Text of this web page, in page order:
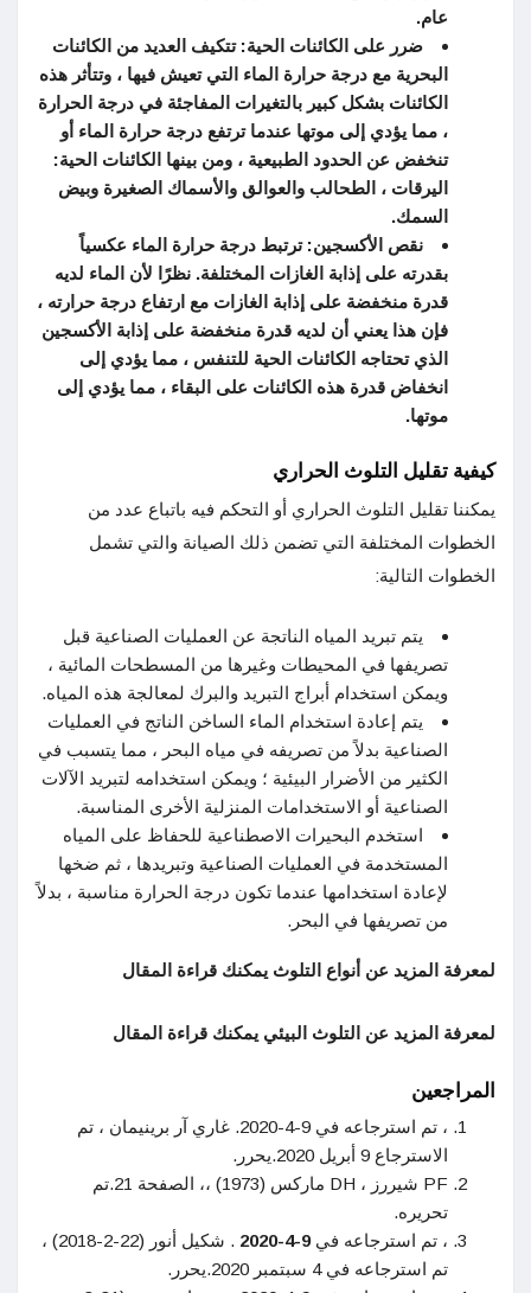
عام.
ضرر على الكائنات الحية: تتكيف العديد من الكائنات
البحرية مع درجة حرارة الماء التي تعيش فيها ، وتتأثر هذه
الكائنات بشكل كبير بالتغيرات المفاجئة في درجة الحرارة
، مما يؤدي إلى موتها عندما ترتفع درجة حرارة الماء أو
تنخفض عن الحدود الطبيعية ، ومن بينها الكائنات الحية:
اليرقات ، الطحالب والعوالق والأسماك الصغيرة وبيض
السمك.
نقص الأكسجين: ترتبط درجة حرارة الماء عكسياً
بقدرته على إذابة الغازات المختلفة. نظرًا لأن الماء لديه
قدرة منخفضة على إذابة الغازات مع ارتفاع درجة حرارته ،
فإن هذا يعني أن لديه قدرة منخفضة على إذابة الأكسجين
الذي تحتاجه الكائنات الحية للتنفس ، مما يؤدي إلى
انخفاض قدرة هذه الكائنات على البقاء ، مما يؤدي إلى
موتها.
كيفية تقليل التلوث الحراري
يمكننا تقليل التلوث الحراري أو التحكم فيه باتباع عدد من
الخطوات المختلفة التي تضمن ذلك الصيانة والتي تشمل
الخطوات التالية:
يتم تبريد المياه الناتجة عن العمليات الصناعية قبل
تصريفها في المحيطات وغيرها من المسطحات المائية ،
ويمكن استخدام أبراج التبريد والبرك لمعالجة هذه المياه.
يتم إعادة استخدام الماء الساخن الناتج في العمليات
الصناعية بدلاً من تصريفه في مياه البحر ، مما يتسبب في
الكثير من الأضرار البيئية ؛ ويمكن استخدامه لتبريد الآلات
الصناعية أو الاستخدامات المنزلية الأخرى المناسبة.
استخدم البحيرات الاصطناعية للحفاظ على المياه
المستخدمة في العمليات الصناعية وتبريدها ، ثم ضخها
لإعادة استخدامها عندما تكون درجة الحرارة مناسبة ، بدلاً
من تصريفها في البحر.
لمعرفة المزيد عن أنواع التلوث يمكنك قراءة المقال
لمعرفة المزيد عن التلوث البيئي يمكنك قراءة المقال
المراجعين
، تم استرجاعه في 9-4-2020. غاري آر برينيمان ، تم
الاسترجاع 9 أبريل 2020.يحرر.
PF شيررز ، DH ماركس (1973) ،، الصفحة 21.تم
تحريره.
، تم استرجاعه في9-4-2020
. شكيل أنور (22-2-2018) ،
تم استرجاعه في 4 سبتمبر 2020.يحرر.